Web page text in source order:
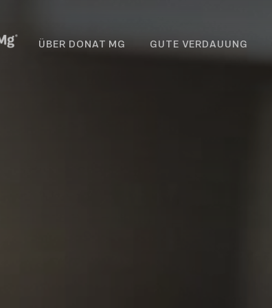
ÜBER DONAT MG GUTE VERDAUUNG